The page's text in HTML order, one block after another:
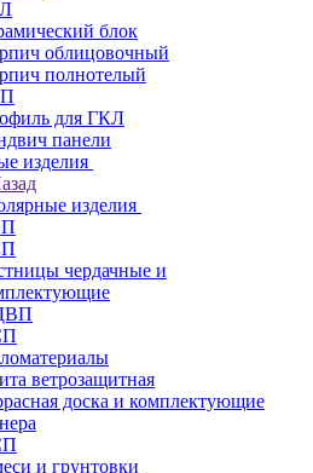
блок
облицовочный
полнотелый
для ГКЛ
панели
изделия
изделия
чердачные и
ветрозащитная
доска и комплектующие
и грунтовки